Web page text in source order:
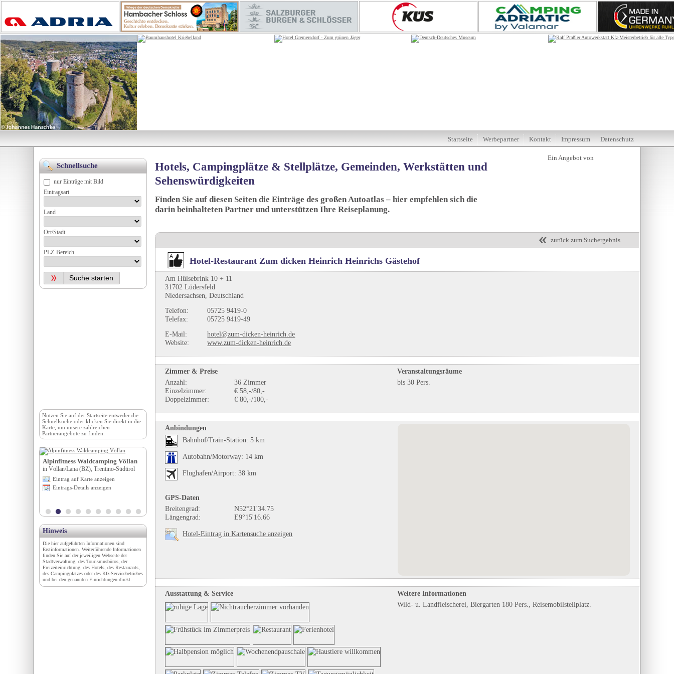
Hotels, Campingplätze & Stellplätze, Gemeinden, Werkstätten und
Sehenswürdigkeiten
Finden Sie auf diesen Seiten die Einträge des großen Autoatlas – hier empfehlen sich die
darin beinhalteten Partner und unterstützen Ihre Reiseplanung.
zurück zum Suchergebnis
Hotel-Restaurant Zum dicken Heinrich Heinrichs Gästehof
Am Hülsebrink 10 + 11
31702 Lüdersfeld
Niedersachsen, Deutschland
Telefon:
05725 9419-0
Telefax:
05725 9419-49
E-Mail:
hotel@zum-dicken-heinrich.de
Website:
www.zum-dicken-heinrich.de
Zimmer & Preise
Anzahl:
36 Zimmer
Einzelzimmer:
€ 58,-/80,-
Doppelzimmer:
€ 80,-/100,-
Veranstaltungsräume
bis 30 Pers.
Anbindungen
Bahnhof/Train-Station: 5 km
Autobahn/Motorway: 14 km
Flughafen/Airport: 38 km
GPS-Daten
Breitengrad:
N52°21'34.75
Längengrad:
E9°15'16.66
Hotel-Eintrag in Kartensuche anzeigen
Ausstattung & Service
Weitere Informationen
Wild- u. Landfleischerei, Biergarten 180 Pers., Reisemobilstellplatz.
Startseite Werbepartner Kontakt Impressum Datenschutz
Schnellsuche
nur Einträge mit Bild
Eintragsart
Land
Ort/Stadt
PLZ-Bereich
Nutzen Sie auf derStartseite entweder die
Schnellsuche oder klicken Sie direkt in die
Karte, um unsere zahlreichen
Partnerangebote zu finden.
Alpinfitness Waldcamping Völlan
in Völlan/Lana (BZ), Trentino-Südtirol
Eintrag auf Karte anzeigen
Eintrags-Details anzeigen
Steirisches Feuerwehrmuseum
in Groß St. Florian, Steiermark
Eintrag auf Karte anzeigen
Campingpark Oase Ettenheim
Hinweis
Die hier aufgeführten Informationen sind
Erstinformationen. Weiterführende Informationen
finden Sie auf der jeweiligen Webseite der
Stadtverwaltung, des Tourismusbüros, der
Freizeiteinrichtung, des Hotels, des Restaurants,
des Campingplatzes oder des Kfz-Servicebetriebes
und bei den genannten Einrichtungen direkt.